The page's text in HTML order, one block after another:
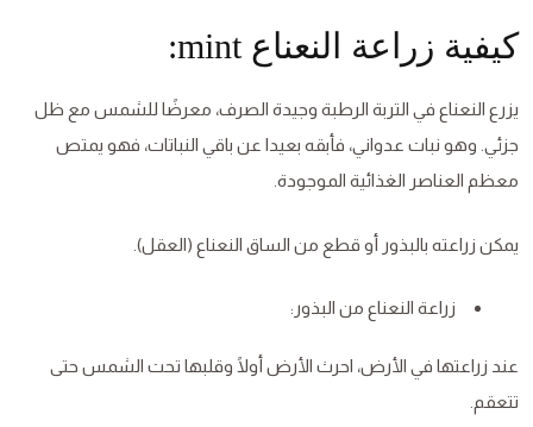
كيفية زراعة النعناع mint:
يزرع النعناع في التربة الرطبة وجيدة الصرف، معرضًا للشمس مع ظل
جزئي. وهو نبات عدواني، فأبقه بعيدا عن باقي النباتات، فهو يمتص
معظم العناصر الغذائية الموجودة.
يمكن زراعته بالبذور أو قطع من الساق النعناع (العقل).
زراعة النعناع من البذور:
عند زراعتها في الأرض، احرث الأرض أولًا وقلبها تحت الشمس حتى
تتعقم.